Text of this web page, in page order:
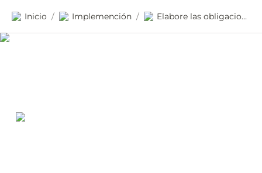
Inicio / Implemención / Elabore las obligaciones del contrato